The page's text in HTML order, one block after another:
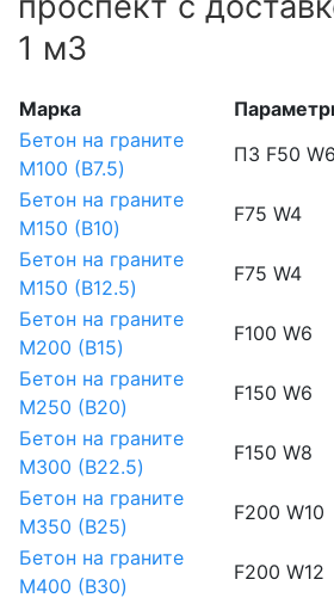
1 м3
Марка
Бетон на граните
М100 (B7.5)
П3 F50 W6
Бетон на граните
М150 (B10)
F75 W4
Бетон на граните
М150 (B12.5)
F75 W4
Бетон на граните
М200 (B15)
F100 W6
Бетон на граните
М250 (B20)
F150 W6
Бетон на граните
М300 (B22.5)
F150 W8
Бетон на граните
М350 (B25)
F200 W10
Бетон на граните
М400 (B30)
F200 W12